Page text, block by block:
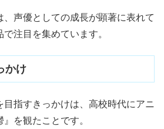
、声優としての成長が顕著に表れて
注目を集めています。
かけ
目指すきっかけは、高校時代にアニ
を観たことです。